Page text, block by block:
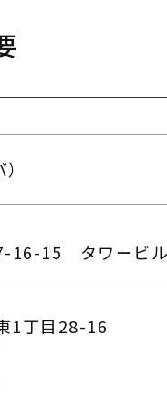
16-15 タワービ
1丁目28-16